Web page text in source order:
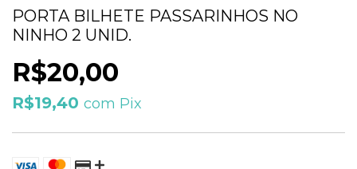
PORTA BILHETE PASSARINHOS NO
NINHO 2 UNID.
R$20,00
R$19,40 com Pix